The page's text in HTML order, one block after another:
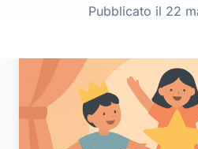
Pubblicato il 22